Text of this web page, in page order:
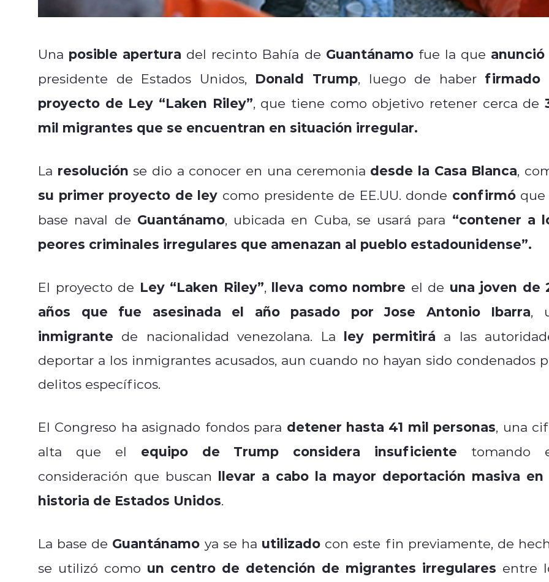
Una posible apertura del recinto Bahía de Guantánamofue la que anunció
presidente de Estados Unidos, Donald Trump, luego de haber firmado
proyecto de Ley “Laken Riley”, que tiene como objetivo retener cerca de
mil migrantes que se encuentran en situación irregular.
La resolución se dio a conocer en una ceremonia desde la Casa Blanca,
su primer proyecto de ley como presidente de EE.UU. donde confirmóque
base naval de Guantánamo, ubicada en Cuba, se usará para “contener a
peores criminales irregulares que amenazan al pueblo estadounidense”.
El proyecto de Ley “Laken Riley”, lleva como nombre el de una joven de
años que fue asesinada el año pasado por Jose Antonio Ibarra,
inmigrante de nacionalidad venezolana. La ley permitirá a las
deportar a los inmigrantes acusados, aun cuando no hayan sido condenados
delitos específicos.
El Congreso ha asignado fondos para detener hasta 41 mil personas, una
alta que el equipo de Trump considera insuficiente tomando
consideración que buscan llevar a cabo la mayor deportación masiva en
historia de Estados Unidos.
La base de Guantánamo ya se ha utilizado con este fin previamente, de
se utilizó como un centro de detención de migrantes irregulares entre